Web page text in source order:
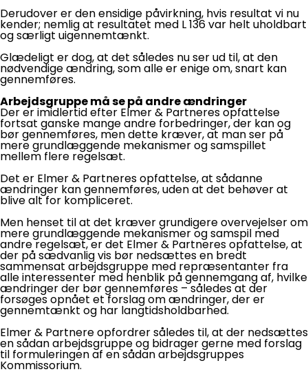
Derudover er den ensidige påvirkning, hvis resultat vi nu
kender; nemlig at resultatet med L 136 var helt uholdbart
og særligt uigennemtænkt.
Glædeligt er dog, at det således nu ser ud til, at den
nødvendige ændring, som alle er enige om, snart kan
gennemføres.
Arbejdsgruppe må se på andre ændringer
Der er imidlertid efter Elmer & Partneres opfattelse
fortsat ganske mange andre forbedringer, der kan og
bør gennemføres, men dette kræver, at man ser på
mere grundlæggende mekanismer og samspillet
mellem flere regelsæt.
Det er Elmer & Partneres opfattelse, at sådanne
ændringer kan gennemføres, uden at det behøver at
blive alt for kompliceret.
Men henset til at det kræver grundigere overvejelser om
mere grundlæggende mekanismer og samspil med
andre regelsæt, er det Elmer & Partneres opfattelse, at
der på sædvanlig vis bør nedsættes en bredt
sammensat arbejdsgruppe med repræsentanter fra
alle interessenter med henblik på gennemgang af, hvilke
ændringer der bør gennemføres – således at der
forsøges opnået et forslag om ændringer, der er
gennemtænkt og har langtidsholdbarhed.
Elmer & Partnere opfordrer således til, at der nedsættes
en sådan arbejdsgruppe og bidrager gerne med forslag
til formuleringen af en sådan arbejdsgruppes
Kommissorium.